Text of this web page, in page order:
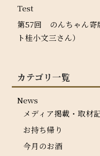
Test
第57回 のんちゃん寄
ト桂小文三さん）
カテゴリ一覧
News
メディア掲載・取材
お持ち帰り
今月のお酒